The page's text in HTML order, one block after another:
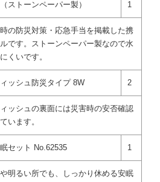
ストーンペーパー製） 1
の防災対策・応急手当を掲載した携
です。ストーンペーパー製なので水
くいです。
ッシュ防災タイプ 8W 2
ッシュの裏面には災害時の安否確認
います。
セット No.62535 1
明るい所でも、しっかり休める安眠